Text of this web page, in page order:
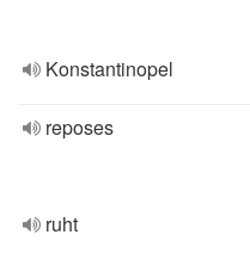
Konstantinopel
reposes
ruht